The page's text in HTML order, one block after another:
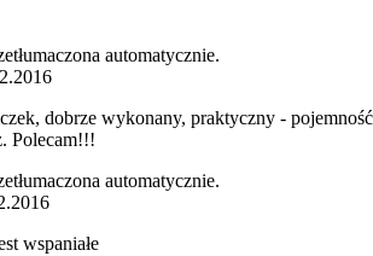
automatycznie.
dobrze wykonany, praktyczny - pojemność
Polecam!!!
automatycznie.
wspaniałe